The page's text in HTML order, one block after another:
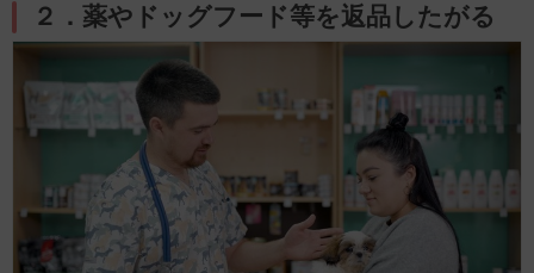
２．薬やドッグフード等を返品したがる